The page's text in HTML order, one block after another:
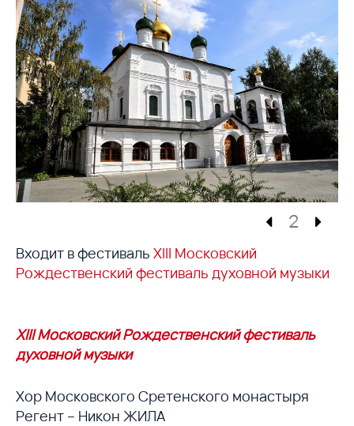
2
Входит в фестиваль XIII Московский
Рождественский фестиваль духовной музыки
XIII Московский Рождественский фестиваль
духовной музыки
Хор Московского Сретенского монастыря
Регент – Никон ЖИЛА